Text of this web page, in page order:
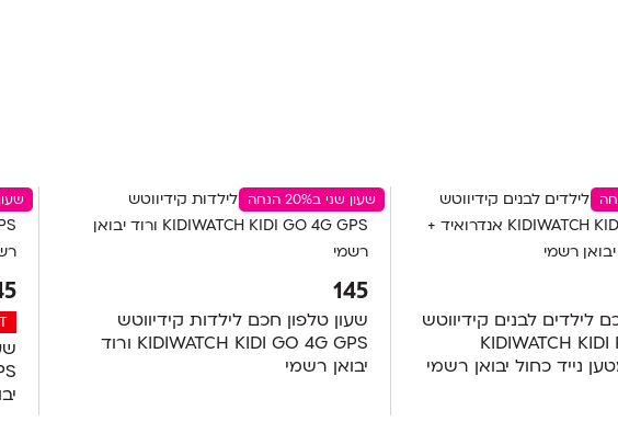
לילדים לבנים קידיווטש
KIDIWATCH
נייד כחול יבואן רשמי
שעון שני ב20% הנחה
145
שעון טלפון חכם לילדות קידיווטש
KIDIWATCH KIDI GO 4G GPS ורוד
יבואן רשמי
שעון